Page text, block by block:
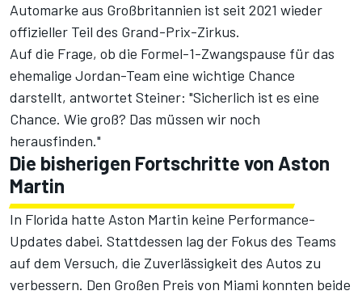
Automarke aus Großbritannien ist seit 2021 wieder
offizieller Teil des Grand-Prix-Zirkus.
Auf die Frage, ob die Formel-1-Zwangspause für das
ehemalige Jordan-Team eine wichtige Chance
darstellt, antwortet Steiner: "Sicherlich ist es eine
Chance. Wie groß? Das müssen wir noch
herausfinden."
Die bisherigen Fortschritte von Aston
Martin
In Florida hatte Aston Martin keine Performance-
Updates dabei. Stattdessen lag der Fokus des Teams
auf dem Versuch, die Zuverlässigkeit des Autos zu
verbessern. Den Großen Preis von Miami konnten beide